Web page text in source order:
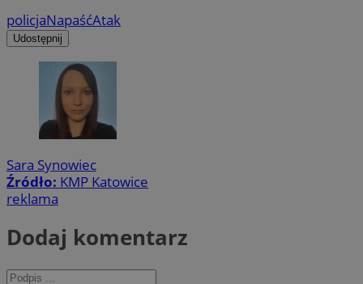
policjaNapaśćAtak
Udostępnij
Sara Synowiec
Źródło: KMP Katowice
reklama
Dodaj komentarz